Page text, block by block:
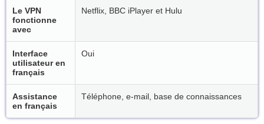
Le VPN
fonctionne
avec
Netflix, BBC iPlayer et Hulu
Interface
utilisateur en
français
Oui
Assistance
en français
Téléphone, e-mail, base de connaissances